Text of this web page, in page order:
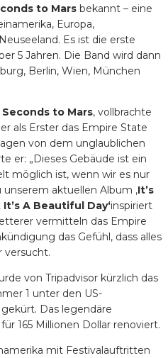
to Mars bekannt – eine
Europa,
Es ist die erste
5 Jahren. Die Band wird dann
Berlin, Wien, München
to Mars, vollbrachte
als Erster das Empire State
von dem unglaublichen
er: „Dieses Gebäude ist ein
möglich ist, wenn wir es nur
aktuellen Album ‚It’s
A Beautiful Day‘inspiriert
vermitteln das Empire
das Gefühl, dass alles
versucht.
von Tripadvisor kürzlich das
1 unter den US-
Das legendäre
165 Millionen Dollar renoviert.
mit Festivalauftritten